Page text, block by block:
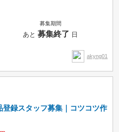
募集期間
あと募集終了 日
akyng01
登録スタッフ募集｜コツコツ作